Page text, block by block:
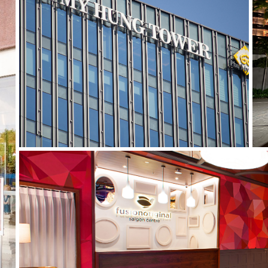
Phu My Hung Tower
FUSION